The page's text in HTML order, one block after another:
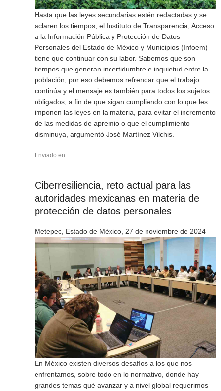
Hasta que las leyes secundarias estén redactadas y se
aclaren los tiempos, el Instituto de Transparencia, Acceso
a la Información Pública y Protección de Datos
Personales del Estado de México y Municipios (Infoem)
tiene que continuar con su labor. Sabemos que son
tiempos que generan incertidumbre e inquietud entre la
población, por eso debemos refrendar que el trabajo
continúa y el mensaje es también para todos los sujetos
obligados, a fin de que sigan cumpliendo con lo que les
imponen las leyes en la materia, para evitar el incremento
de las medidas de apremio o que el cumplimiento
disminuya, argumentó José Martínez Vilchis.
Enviado en
Ciberresiliencia, reto actual para las
autoridades mexicanas en materia de
protección de datos personales
Metepec, Estado de México, 27 de noviembre de 2024
En México existen diversos desafíos a los que nos
enfrentamos, sobre todo en lo normativo, donde hay
grandes temas qué avanzar y a nivel global requerimos